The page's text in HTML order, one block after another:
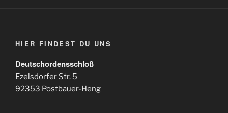
HIER FINDEST DU UNS
Deutschordensschloß
Ezelsdorfer Str. 5
92353 Postbauer-Heng